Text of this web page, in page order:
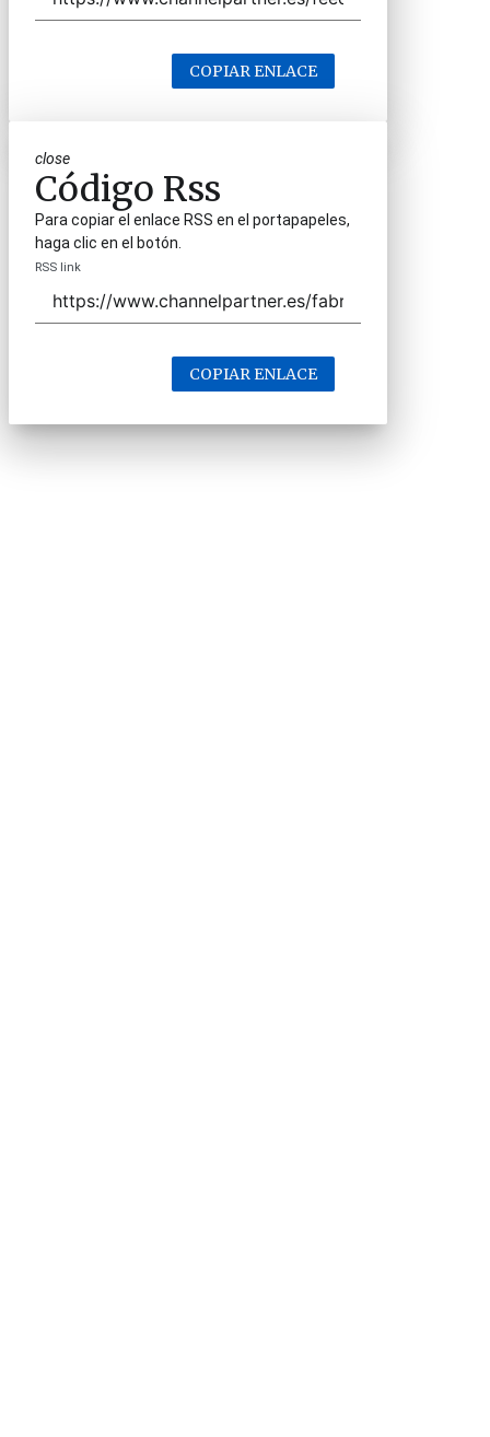
COPIAR ENLACE
close
Código Rss
Para copiar el enlace RSS en el portapapeles,
haga clic en el botón.
RSS link
COPIAR ENLACE